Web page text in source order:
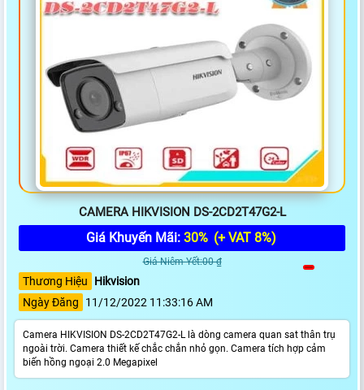
CAMERA HIKVISION DS-2CD2T47G2-L
Giá Khuyến Mãi: 30% (+ VAT 8%)
Giá Niêm Yết:00 ₫
Thương Hiệu
Hikvision
Ngày Đăng
11/12/2022 11:33:16 AM
Camera HIKVISION DS-2CD2T47G2-L là dòng camera quan sat thân trụ
ngoài trời. Camera thiết kế chắc chắn nhỏ gọn. Camera tích hợp cảm
biến hồng ngoại 2.0 Megapixel